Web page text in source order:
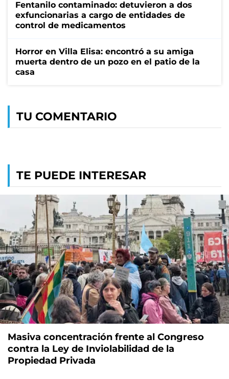
Fentanilo contaminado: detuvieron a dos
exfuncionarias a cargo de entidades de
control de medicamentos
Horror en Villa Elisa: encontró a su amiga
muerta dentro de un pozo en el patio de la
casa
TU COMENTARIO
TE PUEDE INTERESAR
Masiva concentración frente al Congreso
contra la Ley de Inviolabilidad de la
Propiedad Privada